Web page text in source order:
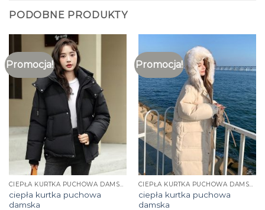
PODOBNE PRODUKTY
Promocja!
CIEPŁA KURTKA PUCHOWA DAMSKA
ciepła kurtka puchowa
damska
Promocja!
CIEPŁA KURTKA PUCHOWA DAMSKA
ciepła kurtka puchowa
damska